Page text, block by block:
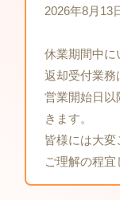
2026年8月13
休業期間中に
返却受付業務
営業開始日以
きます。
皆様には大
ご理解の程宜